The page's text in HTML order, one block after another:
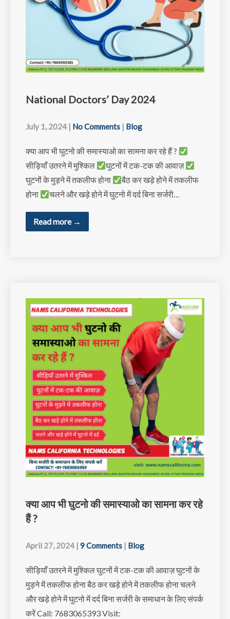
National Doctors’ Day 2024
July 1, 2024 | No Comments | Blog
क्या आप भी घुटनो की समास्याओ का सामना कर रहे हैं ?
सीड़ियाँ उतरने में मुश्किल
घुटनों में टक-टक की आवाज़
घुटनों के मुड़ने में तकलीफ होना
बैठ कर खड़े होने में तकलीफ
होना
चलने और खड़े होने में घुटनो में दर्द बिना सर्जरी…
Read more →
क्या आप भी घुटनो की समास्याओ का सामना कर रहे
हैं ?
April 27, 2024 | 9 Comments | Blog
सीड़ियाँ उतरने में मुश्किल घुटनों में टक-टक की आवाज़ घुटनों के
मुड़ने में तकलीफ होना बैठ कर खड़े होने में तकलीफ होना चलने
और खड़े होने में घुटनो में दर्द बिना सर्जरी के समाधान के लिए संपर्क
करें Call: 7683065393 Visit: